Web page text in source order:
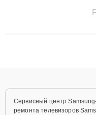
восстанавливать
Сервисный центр
ремонта телевизоров